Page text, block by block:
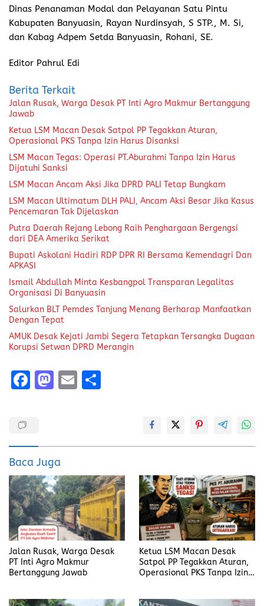
Dinas Penanaman Modal dan Pelayanan Satu Pintu
Kabupaten Banyuasin, Rayan Nurdinsyah, S STP., M. Si,
dan Kabag Adpem Setda Banyuasin, Rohani, SE.
Editor Pahrul Edi
Berita Terkait
Jalan Rusak, Warga Desak PT Inti Agro Makmur Bertanggung
Jawab
Ketua LSM Macan Desak Satpol PP Tegakkan Aturan,
Operasional PKS Tanpa Izin Harus Disanksi
LSM Macan Tegas: Operasi PT.Aburahmi Tanpa Izin Harus
Dijatuhi Sanksi
LSM Macan Ancam Aksi Jika DPRD PALI Tetap Bungkam
LSM Macan Ultimatum DLH PALI, Ancam Aksi Besar Jika Kasus
Pencemaran Tak Dijelaskan
Putra Daerah Rejang Lebong Raih Penghargaan Bergengsi
dari DEA Amerika Serikat
Bupati Askolani Hadiri RDP DPR RI Bersama Kemendagri Dan
APKASI
Ismail Abdullah Minta Kesbangpol Transparan Legalitas
Organisasi Di Banyuasin
Salurkan BLT Pemdes Tanjung Menang Berharap Manfaatkan
Dengan Tepat
AMUK Desak Kejati Jambi Segera Tetapkan Tersangka Dugaan
Korupsi Setwan DPRD Merangin
F
o
o
k
M
d
o
n
E
Baca Juga
Jalan Rusak, Warga Desak
PT Inti Agro Makmur
Bertanggung Jawab
Ketua LSM Macan Desak
Satpol PP Tegakkan Aturan,
Operasional PKS Tanpa Izin